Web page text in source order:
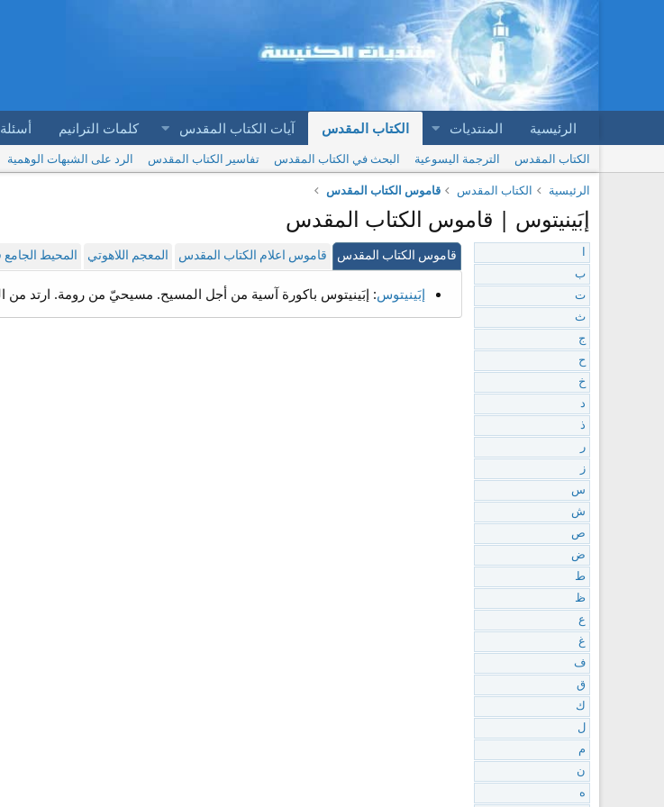
الرئيسية المنتديات الكتاب المقدس آيات الكتاب المقدس كلمات الترانيم
الكتاب المقدس الترجمة اليسوعية البحث في الكتاب المقدس تفاسير الكتاب المقدس الرد على الشبهات الوهمية
الرئيسية
الكتاب المقدس قاموس الكتاب المقدس
إبَينيتوس | قاموس الكتاب المقدس
قاموس الكتاب المقدس قاموس اعلام الكتاب المقدس المعجم اللاهوتي المحيط
إبَينيتوس: إبَينيتوس باكورة آسية من أجل المسيح. مسيحيّ من رومة. ارتد من
ب
ت
ث
ج
ح
خ
د
ذ
ر
ز
س
ش
ص
ض
ط
ظ
ع
غ
ف
ق
ك
ل
م
ن
ه